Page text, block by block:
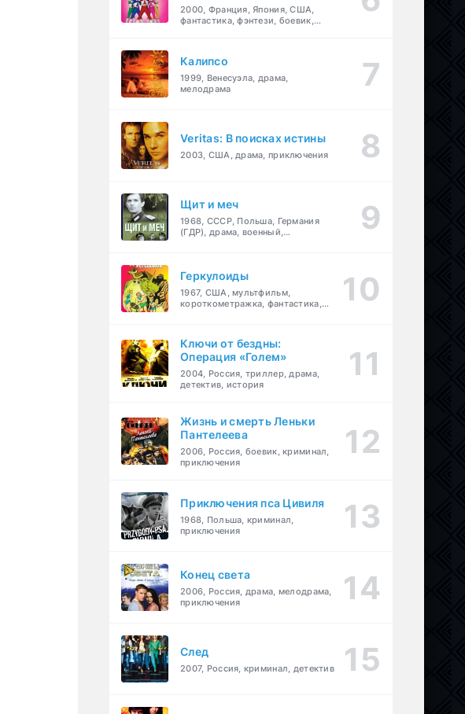
2000, Франция, Япония, США,
фантастика, фэнтези, боевик,
Калипсо
1999, Венесуэла, драма,
мелодрама
Veritas: В поисках истины
2003, США, драма, приключения
Щит и меч
1968, СССР, Польша, Германия
(ГДР), драма, военный,
Геркулоиды
1967, США, мультфильм,
короткометражка, фантастика,
Ключи от бездны:
Операция «Голем»
2004, Россия, триллер, драма,
детектив, история
Жизнь и смерть Леньки
Пантелеева
2006, Россия, боевик, криминал,
приключения
Приключения пса Цивиля
1968, Польша, криминал,
приключения
Конец света
2006, Россия, драма, мелодрама,
приключения
След
2007, Россия, криминал, детектив